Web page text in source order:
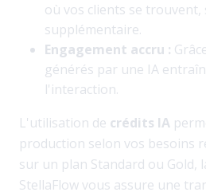
où vos clients se
supplémentaire.
Engagement accru :
générés par une IA
l'interaction.
L'utilisation de crédits IA
production selon vos besoins
sur un plan Standard ou Gold,
StellaFlow vous assure une